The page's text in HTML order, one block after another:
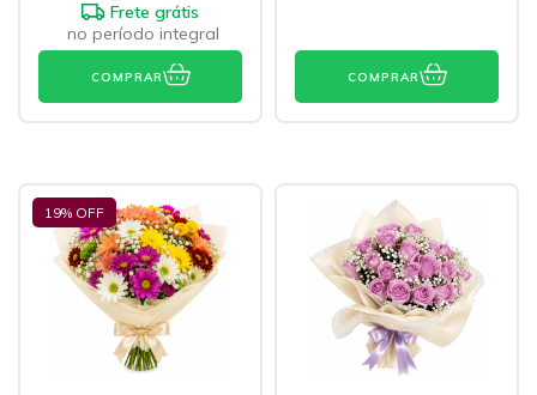
Frete grátis
no período integral
COMPRAR COMPRAR
19% OFF